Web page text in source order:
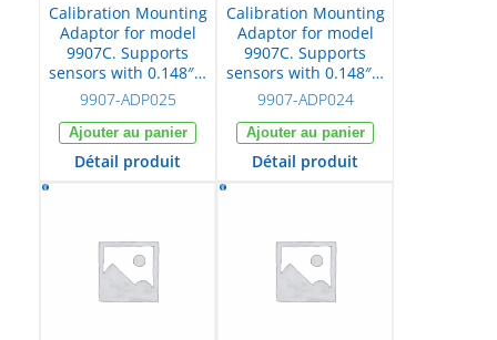
Calibration Mounting
Adaptor for model
9907C. Supports
sensors with 0.148″…
9907-ADP025
Ajouter au panier
Détail produit
Calibration Mounting
Adaptor for model
9907C. Supports
sensors with 0.148″…
9907-ADP024
Ajouter au panier
Détail produit